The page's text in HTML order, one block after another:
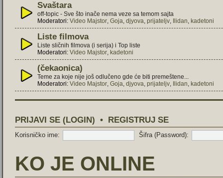
Svaštara
off-topic - Sve što inače nema veze sa temom sajta
Moderatori: Video Majstor, Goja, djyova, prijateljv, Ilidan, kadetoni
Liste filmova
Liste sličnih filmova (i serija) i Top liste
Moderatori: Video Majstor, kadetoni
(čekaonica)
Teme za koje nije još odlučeno gde će biti premeštene...
Moderatori: Video Majstor, Goja, djyova, prijateljv, Ilidan, kadetoni
PRIJAVI SE (LOGIN) • REGISTRUJ SE
Korisničko ime: Šifra (Password):
KO JE ONLINE